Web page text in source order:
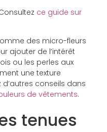
ce guide sur
des micro-fleurs
ajouter de l’intérêt
ou les perles aux
une texture
conseils dans
de vêtements.
tenues